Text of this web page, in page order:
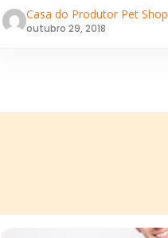
Casa do Produtor Pet Shop
outubro 29, 2018